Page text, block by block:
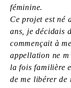
féminine.
Ce projet est né
ans, je décidais
commençait à
appellation ne
la fois familière
de me libérer de